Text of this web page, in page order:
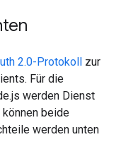
2.0-Protokoll zur
Für die
werden Dienst
beide
werden unten